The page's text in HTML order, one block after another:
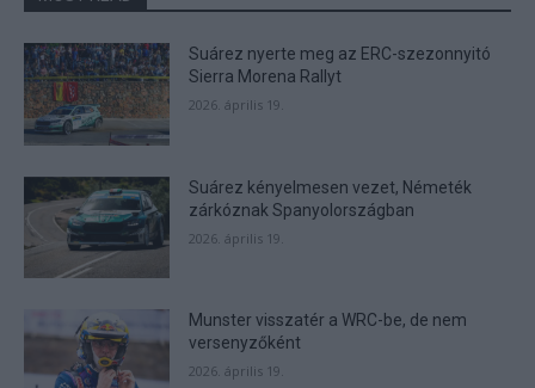
Suárez nyerte meg az ERC-szezonnyitó
Sierra Morena Rallyt
2026. április 19.
Suárez kényelmesen vezet, Németék
zárkóznak Spanyolországban
2026. április 19.
Munster visszatér a WRC-be, de nem
versenyzőként
2026. április 19.